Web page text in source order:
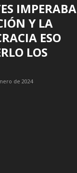
IMPERABA
Y LA
ESO
LOS
de 2024